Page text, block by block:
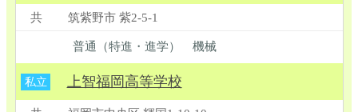
共 筑紫野市 紫2-5-1
普通（特進・進学） 機械
私立 上智福岡高等学校